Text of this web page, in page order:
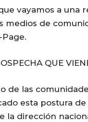
vayamos a una
medios de
Page.
QUE
de las
esta postura
la dirección